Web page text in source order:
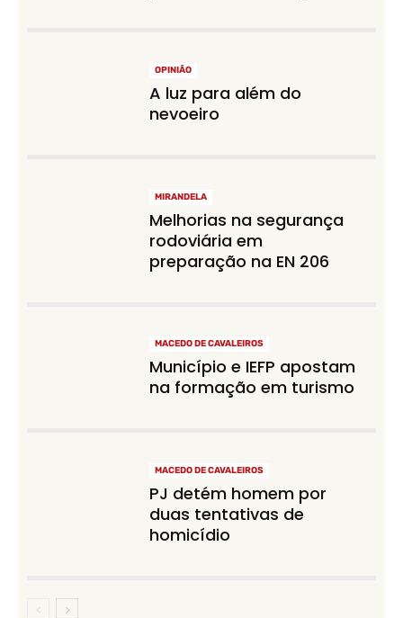
OPINIÃO
A luz para além do
nevoeiro
MIRANDELA
Melhorias na segurança
rodoviária em
preparação na EN 206
MACEDO DE CAVALEIROS
Município e IEFP apostam
na formação em turismo
MACEDO DE CAVALEIROS
PJ detém homem por
duas tentativas de
homicídio